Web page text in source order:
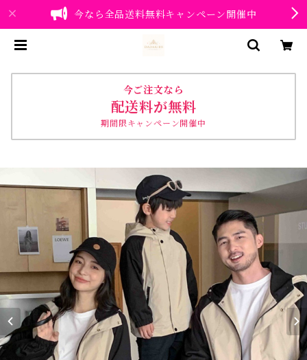
今なら全品送料無料キャンペーン開催中
今ご注文なら
配送料が無料
期間限キャンペーン開催中